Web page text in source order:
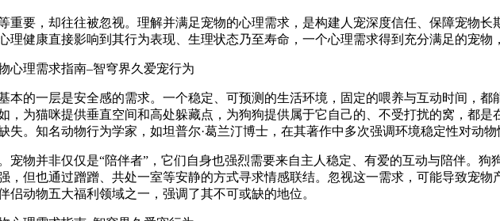
重要，却往往被忽视。理解并满足宠物的心理需求，是构建人宠深度信任、保障宠物
理健康直接影响到其行为表现、生理状态乃至寿命，一个心理需求得到充分满足的宠物
本的一层是安全感的需求。一个稳定、可预测的生活环境，固定的喂养与互动时间，
，为猫咪提供垂直空间和高处躲藏点，为狗狗提供属于它自己的、不受打扰的窝，都
失。知名动物行为学家，如坦普尔·葛兰汀博士，在其著作中多次强调环境稳定性对动
宠物并非仅仅是“陪伴者”，它们自身也强烈需要来自主人稳定、有爱的互动与陪伴。
，但也通过蹭蹭、共处一室等安静的方式寻求情感联结。忽视这一需求，可能导致宠物
动物五大福利领域之一，强调了其不可或缺的地位。